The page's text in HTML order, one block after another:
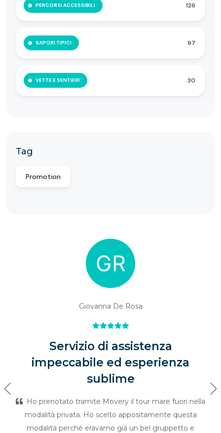
PERCORSI ACCESSIBILI 126
SAPORI TIPICI 97
VETTE E SENTIERI 30
Tag
Promotion
Giovanna De Rosa
Servizio di assistenza
impeccabile ed esperienza
sublime
Ho prenotato tramite Movery il tour mare fuori nella
modalità privata. Ho scelto appositamente questa
modalità perché eravamo già un bel gruppetto e
Previous